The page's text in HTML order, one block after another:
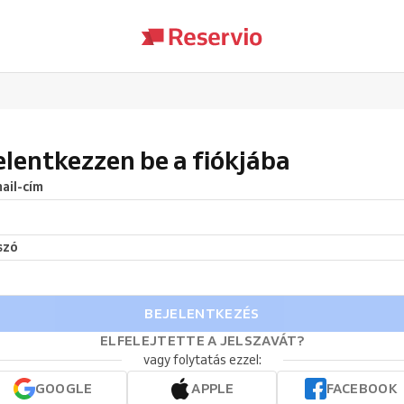
be a fiókjába
cím
BEJELENTKEZÉS
ELFELEJTETTE A JELSZAVÁT?
vagy folytatás ezzel:
GOOGLE
APPLE
FACEBOOK